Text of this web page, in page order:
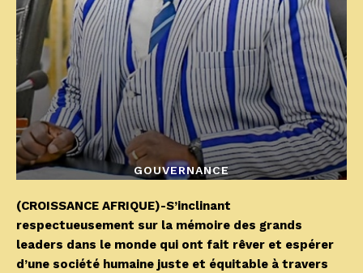
GOUVERNANCE
(CROISSANCE AFRIQUE)-S’inclinant
respectueusement sur la mémoire des grands
leaders dans le monde qui ont fait rêver et espérer
d’une société humaine juste et équitable à travers